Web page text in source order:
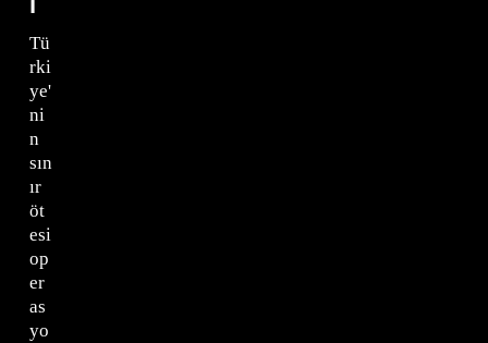
Tü
rki
ye'
ni
n
sın
ır
öt
esi
op
er
as
yo